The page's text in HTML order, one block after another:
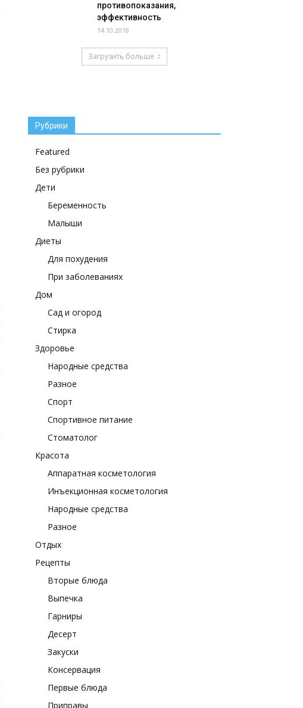
противопоказания,
эффективность
14.10.2018
Загрузить больше
Рубрики
Featured
Без рубрики
Дети
Беременность
Малыши
Диеты
Для похудения
При заболеваниях
Дом
Сад и огород
Стирка
Здоровье
Народные средства
Разное
Спорт
Спортивное питание
Стоматолог
Красота
Аппаратная косметология
Инъекционная косметология
Народные средства
Разное
Отдых
Рецепты
Вторые блюда
Выпечка
Гарниры
Десерт
Закуски
Консервация
Первые блюда
Приправы